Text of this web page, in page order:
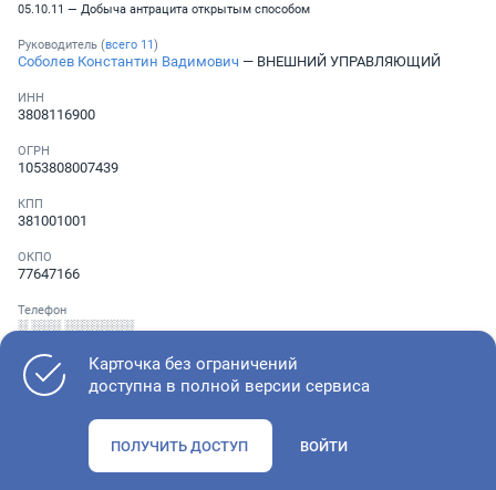
05.10.11 — Добыча антрацита открытым способом
Руководитель (всего 11)
Соболев Константин Вадимович — ВНЕШНИЙ УПРАВЛЯЮЩИЙ
ИНН
3808116900
ОГРН
1053808007439
КПП
381001001
ОКПО
77647166
Телефон
░ ░░░ ░░░░░░░
Проверьте учредительные документы, адрес регистрации и
Карточка без ограничений
доступна в полной версии сервиса
ПОЛУЧИТЬ ДОСТУП ВОЙТИ